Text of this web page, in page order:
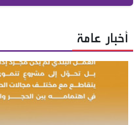
أخبار عامة